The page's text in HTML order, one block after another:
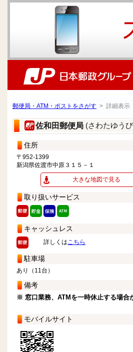
郵便局・ATM・ポストをさがす > 詳細表示
佐和田郵便局 (さわたゆう
住所
〒952-1399
新潟県佐渡市中原３１５－１
大きな地図で見る
取り扱いサービス
キャッシュレス
詳しくはこちら
駐車場
あり（11台）
備考
※ 窓口業務、ATMを一時休止する場合
モバイルサイト